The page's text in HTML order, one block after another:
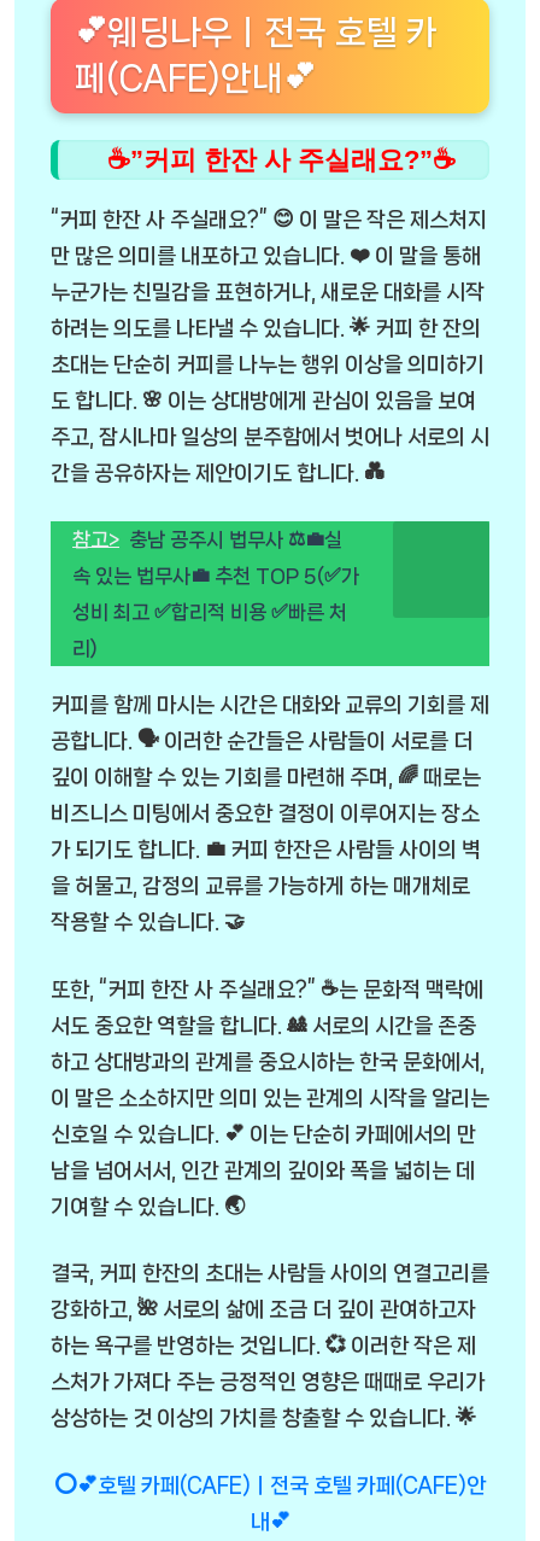
💕웨딩나우ㅣ전국 호텔 카
페(CAFE)안내💕
☕”커피 한잔 사 주실래요?”☕
“커피 한잔 사 주실래요?” 😊 이 말은 작은 제스처지
만 많은 의미를 내포하고 있습니다. ❤️ 이 말을 통해
누군가는 친밀감을 표현하거나, 새로운 대화를 시작
하려는 의도를 나타낼 수 있습니다. 🌟 커피 한 잔의
초대는 단순히 커피를 나누는 행위 이상을 의미하기
도 합니다. 🌸 이는 상대방에게 관심이 있음을 보여
주고, 잠시나마 일상의 분주함에서 벗어나 서로의 시
간을 공유하자는 제안이기도 합니다. 💑
참고> 충남 공주시 법무사 ⚖️💼실
속 있는 법무사💼 추천 TOP 5(✅가
성비 최고 ✅합리적 비용 ✅빠른 처
리)
커피를 함께 마시는 시간은 대화와 교류의 기회를 제
공합니다. 🗣️ 이러한 순간들은 사람들이 서로를 더
깊이 이해할 수 있는 기회를 마련해 주며, 🌈 때로는
비즈니스 미팅에서 중요한 결정이 이루어지는 장소
가 되기도 합니다. 💼 커피 한잔은 사람들 사이의 벽
을 허물고, 감정의 교류를 가능하게 하는 매개체로
작용할 수 있습니다. 🤝
또한, “커피 한잔 사 주실래요?” ☕는 문화적 맥락에
서도 중요한 역할을 합니다. 🎎 서로의 시간을 존중
하고 상대방과의 관계를 중요시하는 한국 문화에서,
이 말은 소소하지만 의미 있는 관계의 시작을 알리는
신호일 수 있습니다. 💕 이는 단순히 카페에서의 만
남을 넘어서서, 인간 관계의 깊이와 폭을 넓히는 데
기여할 수 있습니다. 🌏
결국, 커피 한잔의 초대는 사람들 사이의 연결고리를
강화하고, 🌺 서로의 삶에 조금 더 깊이 관여하고자
하는 욕구를 반영하는 것입니다. 💞 이러한 작은 제
스처가 가져다 주는 긍정적인 영향은 때때로 우리가
상상하는 것 이상의 가치를 창출할 수 있습니다. 🌟
⭕💕호텔 카페(CAFE)ㅣ전국 호텔 카페(CAFE)안
내💕